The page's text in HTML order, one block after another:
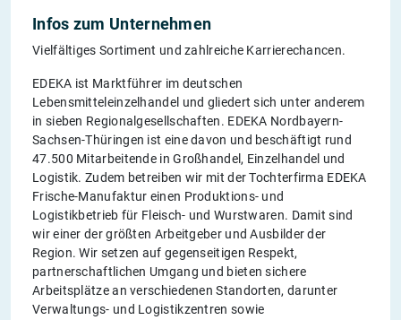
Infos zum Unternehmen
Vielfältiges Sortiment und zahlreiche Karrierechancen.
EDEKA ist Marktführer im deutschen
Lebensmitteleinzelhandel und gliedert sich unter anderem
in sieben Regionalgesellschaften. EDEKA Nordbayern-
Sachsen-Thüringen ist eine davon und beschäftigt rund
47.500 Mitarbeitende in Großhandel, Einzelhandel und
Logistik. Zudem betreiben wir mit der Tochterfirma EDEKA
Frische-Manufaktur einen Produktions- und
Logistikbetrieb für Fleisch- und Wurstwaren. Damit sind
wir einer der größten Arbeitgeber und Ausbilder der
Region. Wir setzen auf gegenseitigen Respekt,
partnerschaftlichen Umgang und bieten sichere
Arbeitsplätze an verschiedenen Standorten, darunter
Verwaltungs- und Logistikzentren sowie